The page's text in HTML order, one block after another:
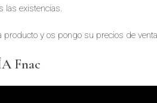
las existencias.
producto y os pongo su precios de
Fnac